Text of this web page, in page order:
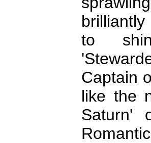
to
Captain
like the
Saturn'